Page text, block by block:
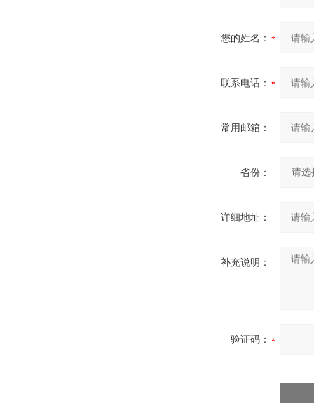
您的姓名：
联系电话：
常用邮箱：
省份：
详细地址：
补充说明：
验证码：